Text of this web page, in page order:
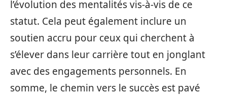
l’évolution des mentalités vis-à-vis de ce
statut. Cela peut également inclure un
soutien accru pour ceux qui cherchent à
s’élever dans leur carrière tout en jonglant
avec des engagements personnels. En
somme, le chemin vers le succès est pavé